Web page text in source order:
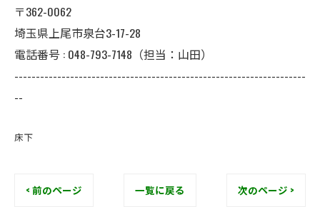
〒362-0062
埼玉県上尾市泉台3-17-28
電話番号 : 048-793-7148（担当：山田）
--------------------------------------------------------------------
--
床下
< 前のページ 一覧に戻る 次のページ >